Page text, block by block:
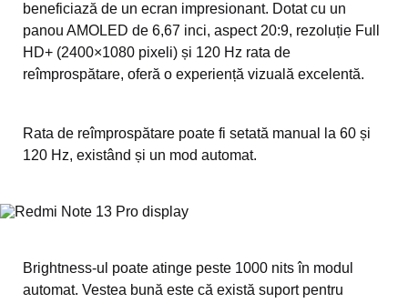
beneficiază de un ecran impresionant. Dotat cu un
panou AMOLED de 6,67 inci, aspect 20:9, rezoluție Full
HD+ (2400×1080 pixeli) și 120 Hz rata de
reîmprospătare, oferă o experiență vizuală excelentă.
Rata de reîmprospătare poate fi setată manual la 60 și
120 Hz, existând și un mod automat.
Brightness-ul poate atinge peste 1000 nits în modul
automat. Vestea bună este că există suport pentru